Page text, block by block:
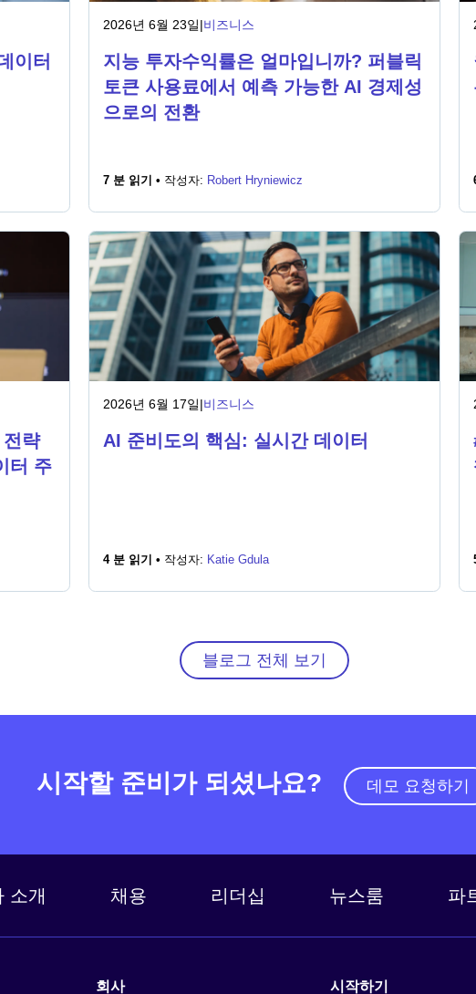
이터
2026년 6월 23일|비즈니스
지능 투자수익률은 얼마입니까? 퍼블릭
토큰 사용료에서 예측 가능한 AI 경제성
으로의 전환
7 분 읽기 • 작성자: Robert Hryniewicz
략
터 주
2026년 6월 17일|비즈니스
AI 준비도의 핵심: 실시간 데이터
4 분 읽기 • 작성자: Katie Gdula
블로그 전체 보기
시작할 준비가 되셨나요? 데모 요청하기
소개 채용 리더십 뉴스룸 파
회사 시작하기